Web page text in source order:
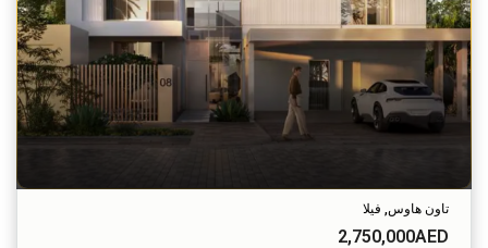
تاون هاوس, فيلا
2,750,000AED